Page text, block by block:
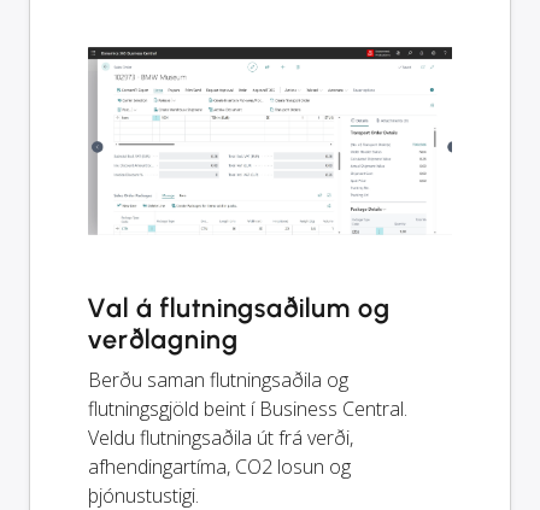
Val á flutningsaðilum og
verðlagning
Berðu saman flutningsaðila og
flutningsgjöld beint í Business Central.
Veldu flutningsaðila út frá verði,
afhendingartíma, CO2 losun og
þjónustustigi.